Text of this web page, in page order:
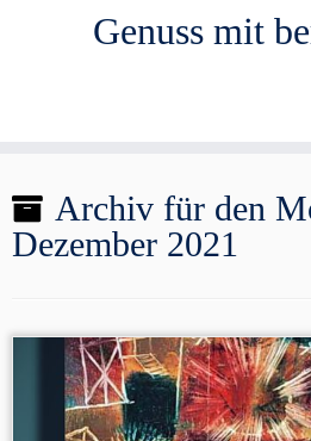
Inhalt
springen
Genuss mit
Archiv für den
Dezember 2021